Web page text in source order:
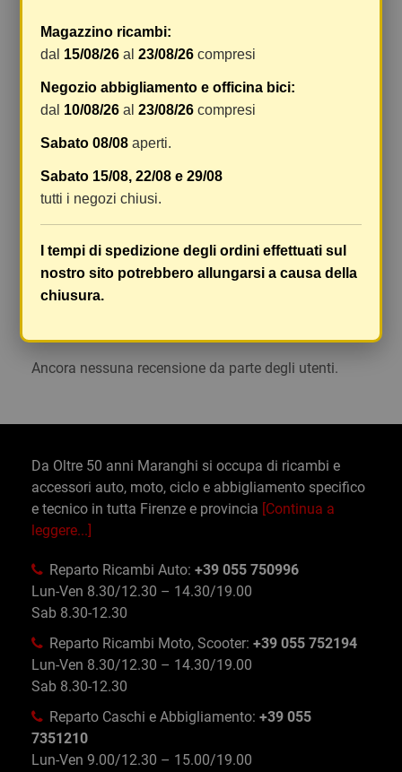
variano a seconda del peso totale della
spedizione. Vi consigliamo di raggruppare i
possibile raggruppare due ordini distinti
effettuati separatamente, pertanto le spese di
spedizione saranno addebitate per ognuno di
essi. Il vostro pacco sarà inviato a vostro rischio,
ma viene prestata un'attenzione particolare in
caso di oggetti fragili.
Le scatole hanno dimensioni adeguatamente
ampie e i vostri articoli son ben protetti.
Ancora nessuna recensione da parte degli utenti.
Magazzino ricambi:
dal 15/08/26 al23/08/26 compresi
Negozio abbigliamento e officina bici:
dal 10/08/26 al23/08/26 compresi
Sabato 08/08 aperti.
Sabato 15/08, 22/08 e 29/08
tutti i negozi chiusi.
I tempi di spedizione degli ordini effettuati sul
nostro sito potrebbero allungarsi a causa della
chiusura.
Da Oltre 50 anni Maranghi si occupa di ricambi e
accessori auto, moto, ciclo e abbigliamento specifico
e tecnico in tutta Firenze e provincia [Continua a
leggere...]
Reparto Ricambi Auto: +39 055 750996
Lun-Ven 8.30/12.30 – 14.30/19.00
Sab 8.30-12.30
Reparto Ricambi Moto, Scooter: +39 055 752194
Lun-Ven 8.30/12.30 – 14.30/19.00
Sab 8.30-12.30
Reparto Caschi e Abbigliamento: +39 055
7351210
Lun-Ven 9.00/12.30 – 15.00/19.00